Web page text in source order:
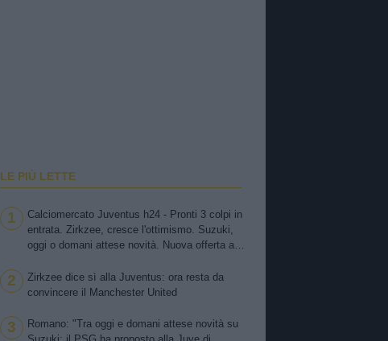
LE PIÙ LETTE
1
Calciomercato Juventus h24 - Pronti 3 colpi in
entrata. Zirkzee, cresce l'ottimismo. Suzuki,
oggi o domani attese novità. Nuova offerta a
pista fredda. Balerdi resta nei radar. David in
bilico
2
Zirkzee dice sì alla Juventus: ora resta da
convincere il Manchester United
3
Romano: "Tra oggi e domani attese novità su